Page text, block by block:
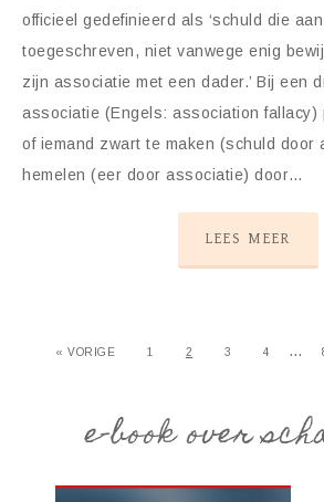
officieel gedefinieerd als ‘schuld die
toegeschreven, niet vanwege enig
zijn associatie met een dader.’ Bij een
associatie (Engels: association fallacy)
of iemand zwart te maken (schuld door
hemelen (eer door associatie) door…
LEES MEER
« VORIGE 1 2 3 4 …
e-book over